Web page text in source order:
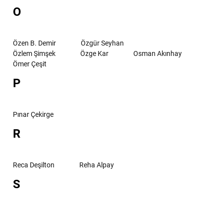
O
Özen B. Demir
Özgür Seyhan
Özlem Şimşek
Özge Kar
Osman Akınhay
Ömer Çeşit
P
Pınar Çekirge
R
Reca Deşilton Reha Alpay
S